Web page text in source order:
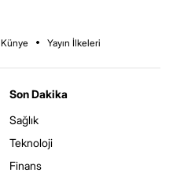
Künye Yayın İlkeleri
Son Dakika
Sağlık
Teknoloji
Finans